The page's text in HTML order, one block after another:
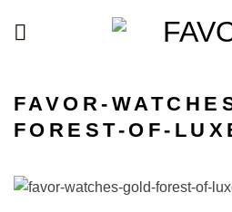
FAVOR-
FOREST-OF-